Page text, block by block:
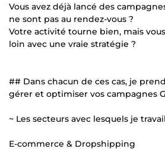
Vous avez déjà lancé des
ne sont pas au rendez-vous ?
Votre activité tourne bien, mais
loin avec une vraie stratégie ?
## Dans chacun de ces cas, je
gérer et optimiser vos campagnes
~ Les secteurs avec lesquels je
E-commerce & Dropshipping